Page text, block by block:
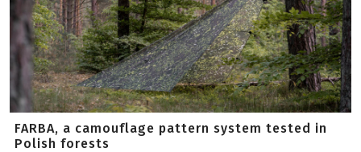
FARBA, a camouflage pattern system tested in
Polish forests